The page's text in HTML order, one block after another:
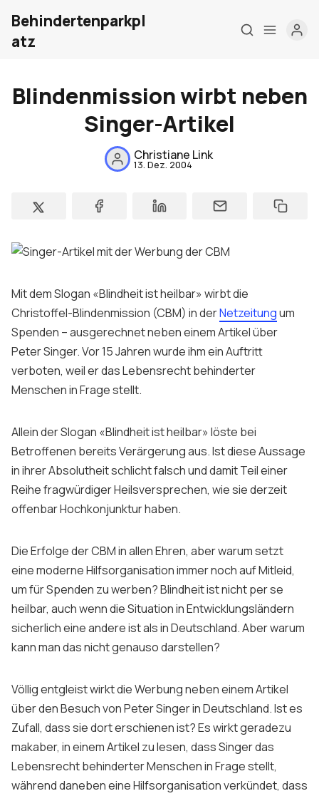
Home
Über mich
Kontakt
Behindertenparkpl
atz
Blindenmission wirbt neben
Singer-Artikel
Christiane Link
13. Dez. 2004
Mit dem Slogan «Blindheit ist heilbar» wirbt die
Christoffel-Blindenmission (CBM) in derNetzeitungum
Spenden – ausgerechnet neben einem Artikel über
Peter Singer. Vor 15 Jahren wurde ihm ein Auftritt
verboten, weil er das Lebensrecht behinderter
Menschen in Frage stellt.
Allein der Slogan «Blindheit ist heilbar» löste bei
Betroffenen bereits Verärgerung aus. Ist diese Aussage
in ihrer Absolutheit schlicht falsch und damit Teil einer
Reihe fragwürdiger Heilsversprechen, wie sie derzeit
offenbar Hochkonjunktur haben.
Die Erfolge der CBM in allen Ehren, aber warum setzt
eine moderne Hilfsorganisation immer noch auf Mitleid,
um für Spenden zu werben? Blindheit ist nicht per se
heilbar, auch wenn die Situation in Entwicklungsländern
sicherlich eine andere ist als in Deutschland. Aber warum
kann man das nicht genauso darstellen?
Völlig entgleist wirkt die Werbung neben einem Artikel
über den Besuch von Peter Singer in Deutschland. Ist es
Zufall, dass sie dort erschienen ist? Es wirkt geradezu
makaber, in einem Artikel zu lesen, dass Singer das
Lebensrecht behinderter Menschen in Frage stellt,
während daneben eine Hilfsorganisation verkündet, dass